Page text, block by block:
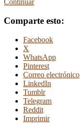
Continuar
Comparte esto:
Facebook
X
WhatsApp
Pinterest
Correo electrónico
LinkedIn
Tumblr
Telegram
Reddit
Imprimir